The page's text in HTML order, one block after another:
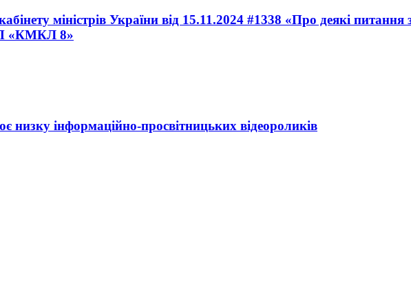
міністрів України від 15.11.2024 #1338 «Про деякі
«КМКЛ 8»
інформаційно-просвітницьких відеороликів